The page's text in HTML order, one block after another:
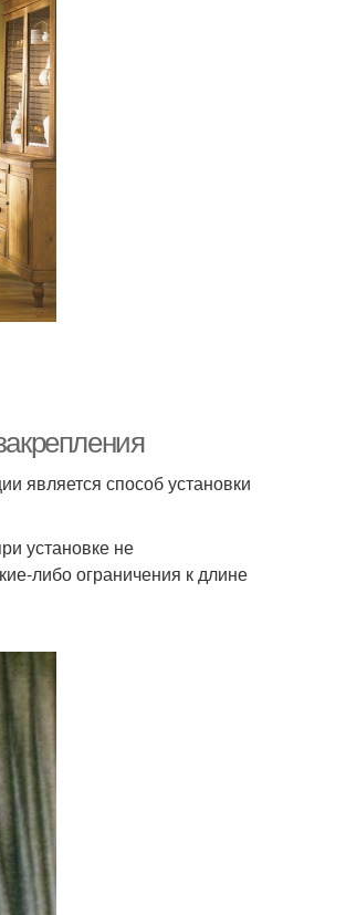
является способ установки
установке не
либо ограничения к длине